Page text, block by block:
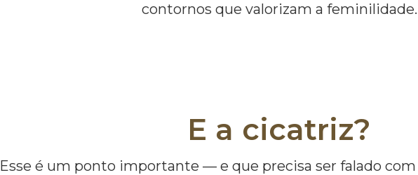
contornos que valorizam a feminilidade.
E a cicatriz?
Esse é um ponto importante — e que precisa ser falado